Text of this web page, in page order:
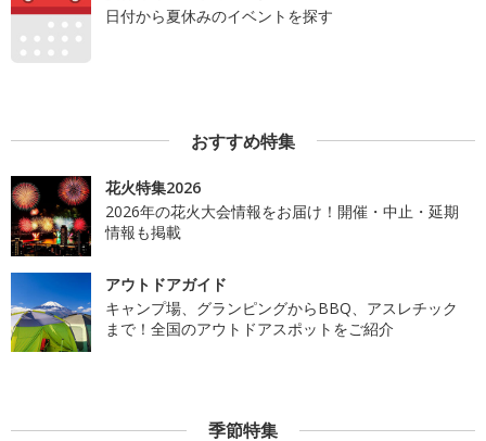
日付から夏休みのイベントを探す
おすすめ特集
花火特集2026
2026年の花火大会情報をお届け！開催・中止・延期
情報も掲載
アウトドアガイド
キャンプ場、グランピングからBBQ、アスレチック
まで！全国のアウトドアスポットをご紹介
季節特集